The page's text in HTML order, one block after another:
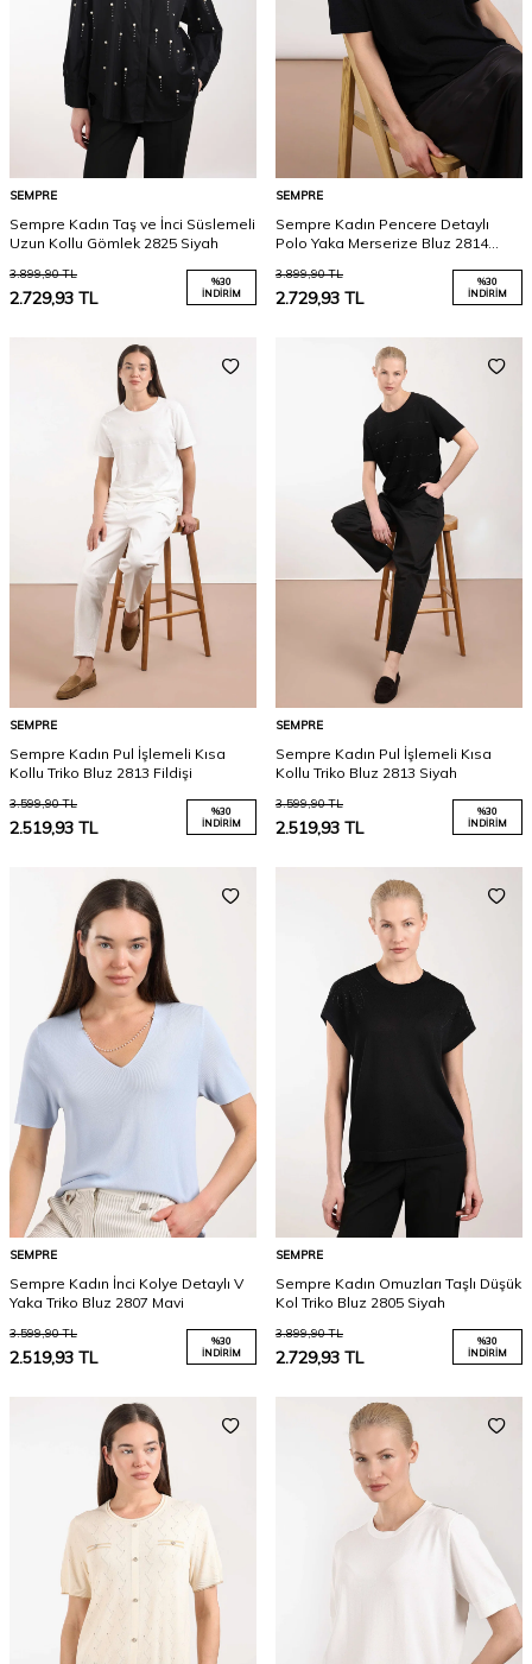
SEMPRE
Sempre Kadın Taş ve İnci Süslemeli
Uzun Kollu Gömlek 2825 Siyah
3.899,90TL
2.729,93 TL
%30
İNDIRIM
SEMPRE
Sempre Kadın Pencere Detaylı
Polo Yaka Merserize Bluz 2814
3.899,90TL
2.729,93 TL
%30
İNDIRIM
SEMPRE
Sempre Kadın Pul İşlemeli Kısa
Kollu Triko Bluz 2813 Fildişi
3.599,90TL
2.519,93 TL
%30
İNDIRIM
SEMPRE
Sempre Kadın Pul İşlemeli Kısa
Kollu Triko Bluz 2813 Siyah
3.599,90TL
2.519,93 TL
%30
İNDIRIM
SEMPRE
Sempre Kadın İnci Kolye Detaylı V
Yaka Triko Bluz 2807 Mavi
3.599,90TL
2.519,93 TL
%30
İNDIRIM
SEMPRE
Sempre Kadın Omuzları Taşlı Düşük
Kol Triko Bluz 2805 Siyah
3.899,90TL
2.729,93 TL
%30
İNDIRIM